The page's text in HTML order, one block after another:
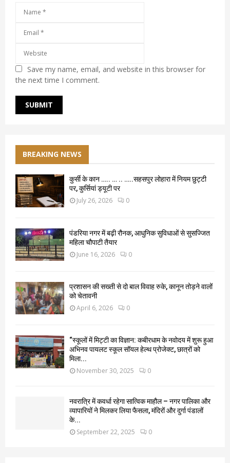
Save my name, email, and website in this browser for
the next time I comment.
BREAKING NEWS
कुर्सी के कान ….. … .. …..सहसपुर लोहारा में नियम छुट्टी
पर, कुर्सियां ड्यूटी पर
July 26, 2026 0
पंडरिया नगर में बढ़ी रौनक, आधुनिक सुविधाओं से सुसज्जित
महिला चौपाटी तैयार
June 16, 2026 0
प्रशासन की सख्ती से दो बाल विवाह रुके, कानून तोड़ने वालों
को चेतावनी
April 6, 2026 0
“स्कूलों में मिट्टी का विज्ञान: कबीरधाम के नवोदय में शुरू हुआ
अभिनव पायलट स्कूल सॉयल हेल्थ प्रोजेक्ट, छात्रों को
मिला...
November 30, 2025 0
नवरात्रि में कवर्धा रहेगा सात्विक माहौल – नगर पालिका और
व्यापारियों ने मिलकर लिया फैसला, मंदिरों और दुर्गा पंडालों
के...
September 22, 2025 0